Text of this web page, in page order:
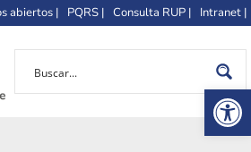
abiertos | PQRS | Consulta RUP | Intranet |